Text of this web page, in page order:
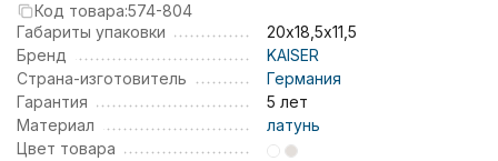
Код товара:574-804
Габариты упаковки
20х18,5х11,5
Бренд
KAISER
Страна-изготовитель
Германия
Гарантия
5 лет
Материал
латунь
Цвет товара